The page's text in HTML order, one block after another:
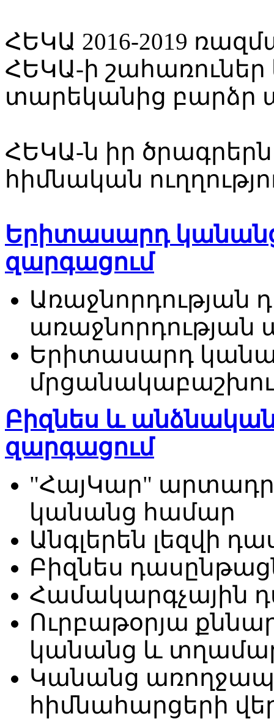
ՀԵԿԱ 2016-2019
ՀԵԿԱ-ի շահառուներ
տարեկանից բարձր
ՀԵԿԱ-ն իր
հիմնական
Երիտասարդ
զարգացում
Առաջնորդության
առաջնորդության
Երիտասարդ
Բիզնես և անձնական
զարգացում
"ՀայԿար"
կանանց համար
Անգլերեն լեզվի
Բիզնես
Համակարգչային
Ուրբաթօրյա
կանանց և
Կանանց
հիմնահարցերի